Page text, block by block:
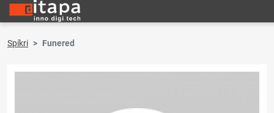
Spíkri Funered